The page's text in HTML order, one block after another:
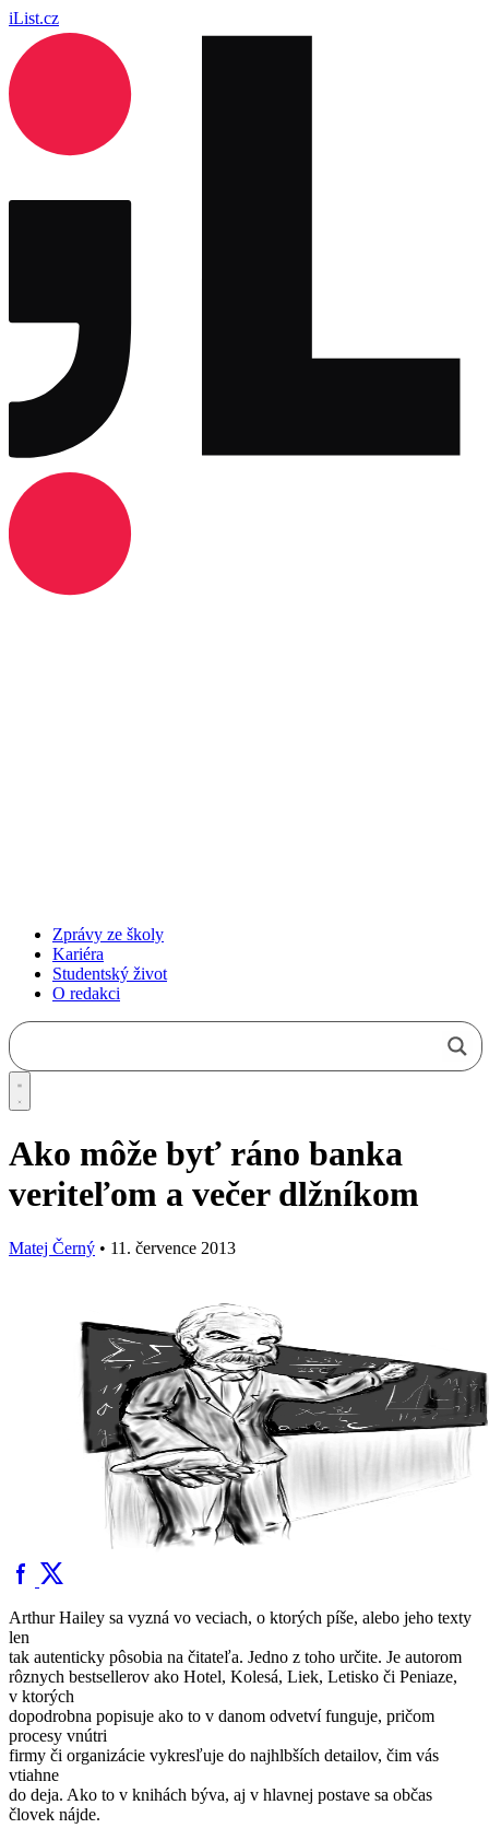
iList.cz
Zprávy ze školy
Kariéra
Studentský život
O redakci
Ako môže byť ráno banka
veriteľom a večer dlžníkom
Matej Černý • 11. července 2013
Arthur Hailey sa vyzná vo veciach, o ktorých píše, alebo jeho texty
len
tak autenticky pôsobia na čitateľa. Jedno z toho určite. Je autorom
rôznych bestsellerov ako Hotel, Kolesá, Liek, Letisko či Peniaze,
v ktorých
dopodrobna popisuje ako to v danom odvetví funguje, pričom
procesy vnútri
firmy či organizácie vykresľuje do najhlbších detailov, čim vás
vtiahne
do deja. Ako to v knihách býva, aj v hlavnej postave sa občas
človek nájde.